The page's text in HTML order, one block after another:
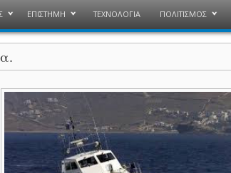
ΕΠΙΣΤΗΜΗ ΤΕΧΝΟΛΟΓΙΑ ΠΟΛΙΤΙΣΜΟΣ